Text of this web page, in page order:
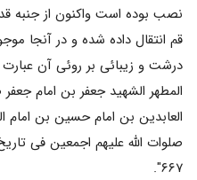
نصب بوده است واکنون از جنبه
قم انتقال داده شده و در آنجا
درشت و زیبائى بر روئى آن
المطهر الشهید جعفر بن امام
العابدین بن امام حسین بن امام
صلوات الله علیهم اجمعین فى
۶۶۷".